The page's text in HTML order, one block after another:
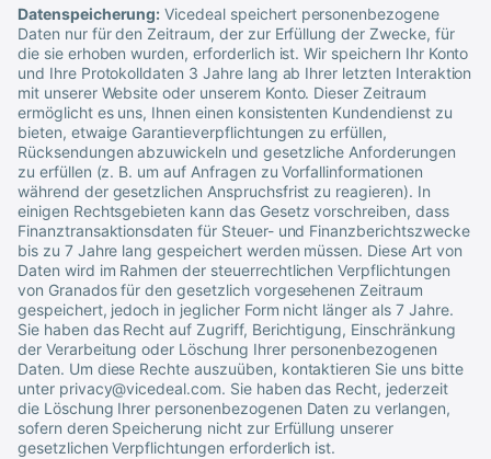
Datenspeicherung: Vicedealspeichert personenbezogene
Daten nur für den Zeitraum, der zur Erfüllung der Zwecke, für
die sie erhoben wurden, erforderlich ist. Wir speichern Ihr Konto
und Ihre Protokolldaten 3 Jahre lang ab Ihrer letzten Interaktion
mit unserer Website oder unserem Konto. Dieser Zeitraum
ermöglicht es uns, Ihnen einen konsistenten Kundendienst zu
bieten, etwaige Garantieverpflichtungen zu erfüllen,
Rücksendungen abzuwickeln und gesetzliche Anforderungen
zu erfüllen (z. B. um auf Anfragen zu Vorfallinformationen
während der gesetzlichen Anspruchsfrist zu reagieren). In
einigen Rechtsgebieten kann das Gesetz vorschreiben, dass
Finanztransaktionsdaten für Steuer- und Finanzberichtszwecke
bis zu 7 Jahre lang gespeichert werden müssen. Diese Art von
Daten wird im Rahmen der steuerrechtlichen Verpflichtungen
von Granados für den gesetzlich vorgesehenen Zeitraum
gespeichert, jedoch in jeglicher Form nicht länger als 7 Jahre.
Sie haben das Recht auf Zugriff, Berichtigung, Einschränkung
der Verarbeitung oder Löschung Ihrer personenbezogenen
Daten. Um diese Rechte auszuüben, kontaktieren Sie uns bitte
unter privacy@vicedeal.com. Sie haben das Recht, jederzeit
die Löschung Ihrer personenbezogenen Daten zu verlangen,
sofern deren Speicherung nicht zur Erfüllung unserer
gesetzlichen Verpflichtungen erforderlich ist.